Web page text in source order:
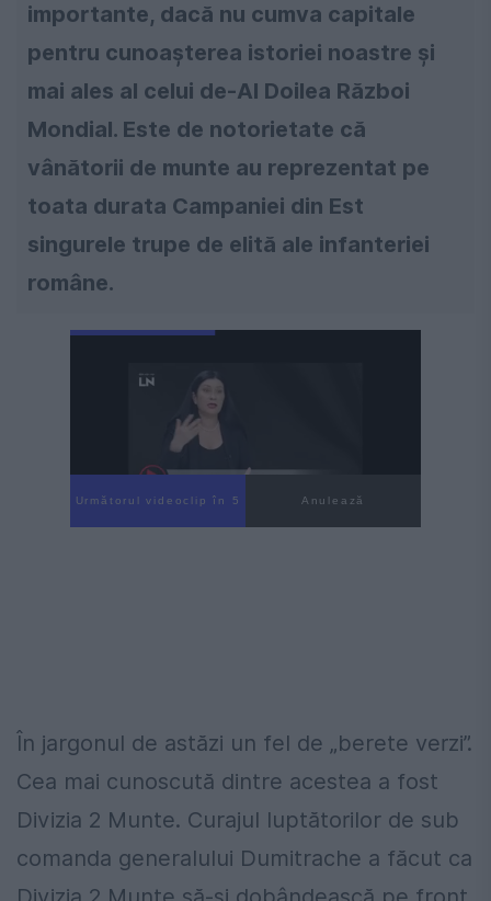
importante, dacă nu cumva capitale
pentru cunoașterea istoriei noastre și
mai ales al celui de-Al Doilea Război
Mondial. Este de notorietate că
vânătorii de munte au reprezentat pe
toata durata Campaniei din Est
singurele trupe de elită ale infanteriei
române.
Următorul videoclip în 3 Anulează
În jargonul de astăzi un fel de „berete verzi”.
Cea mai cunoscută dintre acestea a fost
Divizia 2 Munte. Curajul luptătorilor de sub
comanda generalului Dumitrache a făcut ca